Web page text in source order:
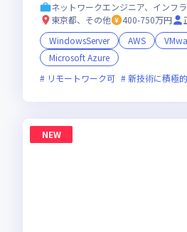
ネットワークエンジニア、インフ
東京都、その他
400-750万円
WindowsServer
AWS
Microsoft Azure
リモートワーク可
新技術に積極的
NEW